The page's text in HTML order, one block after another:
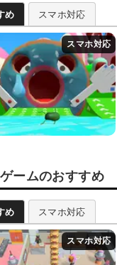
め スマホ対応
ームのおすすめ
め スマホ対応